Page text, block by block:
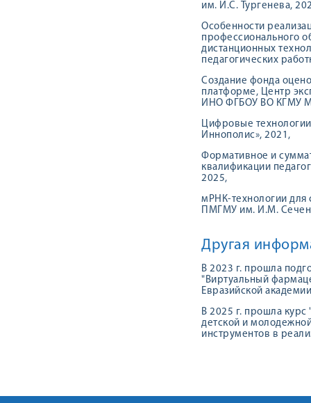
им. И.С. Тургенева,
Особенности
профессионального
дистанционных
педагогических
Создание фонда
платформе, Центр
ИНО ФГБОУ ВО КГМУ
Цифровые
Иннополис», 2021,
Формативное и
квалификации
2025,
мРНК-технологии для
ПМГМУ им. И.М.
Другая
В 2023 г. прошла
"Виртуальный
Евразийской
В 2025 г. прошла
детской и
инструментов в